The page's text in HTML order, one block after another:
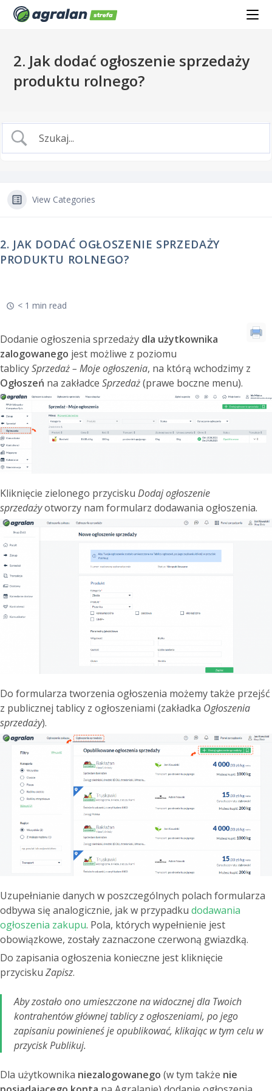
2. Jak dodać ogłoszenie sprzedaży
produktu rolnego?
View Categories
2. JAK DODAĆ OGŁOSZENIE SPRZEDAŻY
PRODUKTU ROLNEGO?
< 1 min read
Dodanie ogłoszenia sprzedaży dla użytkownika
zalogowanego jest możliwe z poziomu
tablicySprzedaż – Moje ogłoszenia, na którą wchodzimy z
Ogłoszeń na zakładce Sprzedaż(prawe boczne menu).
Kliknięcie zielonego przycisku Dodaj ogłoszenie
sprzedażyotworzy nam formularz dodawania ogłoszenia.
Do formularza tworzenia ogłoszenia możemy także przejść
z publicznej tablicy z ogłoszeniami (zakładka Ogłoszenia
sprzedaży).
Uzupełnianie danych w poszczególnych polach formularza
odbywa się analogicznie, jak w przypadku dodawania
ogłoszenia zakupu. Pola, których wypełnienie jest
obowiązkowe, zostały zaznaczone czerwoną gwiazdką.
Do zapisania ogłoszenia konieczne jest kliknięcie
przycisku Zapisz.
Aby zostało ono umieszczone na widocznej dla Twoich
kontrahentów głównej tablicy z ogłoszeniami, po jego
zapisaniu powinieneś je opublikować, klikając w tym celu w
przyciskPublikuj.
Dla użytkownika niezalogowanego (w tym także nie